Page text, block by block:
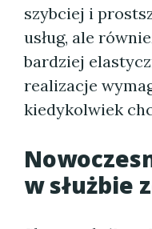
szybciej i
usług, ale
bardziej
realizacje
kiedykolwiek
w służbie